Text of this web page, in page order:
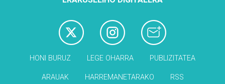
HONI BURUZ LEGE OHARRA PUBLIZITATEA
ARAUAK HARREMANETARAKO RSS